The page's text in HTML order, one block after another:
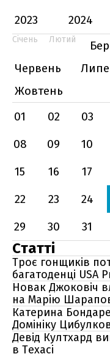
2023
2024
Січень Лютий
Червень
Жовтень
01
02 03
08
09 10
15
16 17
22
23 24
29
30 31
Статті
Троє гонщиків
багатоденці USA
Новак Джоковіч
на Марію
Катерина
Домініку
Девід Култхард
в Техасі